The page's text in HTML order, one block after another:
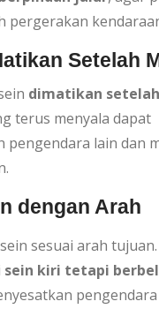
pergerakan
Setelah
dimatikan
terus menyala dapat
pengendara lain dan
dengan Arah
sesuai arah
sein kiri tetapi